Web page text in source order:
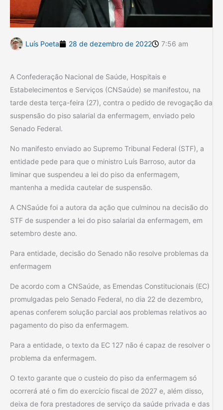
Luís Poeta 28 de dezembro de 2022 7:56 am
A Confederação Nacional de Saúde, Hospitais e
Estabelecimentos e Serviços (CNSaúde) se manifestou, na
tarde desta terça-feira (27), contra o pedido de revogação da
suspensão do piso salarial da enfermagem, enviado pelo
Senado Federal.
No manifesto enviado ao Supremo Tribunal Federal (STF), a
entidade pede para que o ministro Luís Barroso, autor da
liminar que suspendeu a lei do piso da enfermagem,
mantenha a medida cautelar de suspensão.
A CNSaúde foi a autora da ação que culminou na decisão do
STF de suspender a lei do piso salarial da enfermagem, em
setembro deste ano.
Para entidade, decisão do Senado não resolve problemas da
enfermagem
De acordo com a CNSaúde, as Emendas Constitucionais (EC)
promulgadas pelo Senado Federal, no dia 22 de dezembro,
apenas conferem solução parcial aos problemas relativos ao
pagamento do piso da enfermagem.
Para a entidade, o texto da EC 127 não é capaz de resolver o
problema da enfermagem.
O texto garante que o custeio do piso da enfermagem só
ocorrerá até o fim do exercício fiscal de 2027 e, além disso,
deixa de fora prestadores de serviço da saúde privada e das